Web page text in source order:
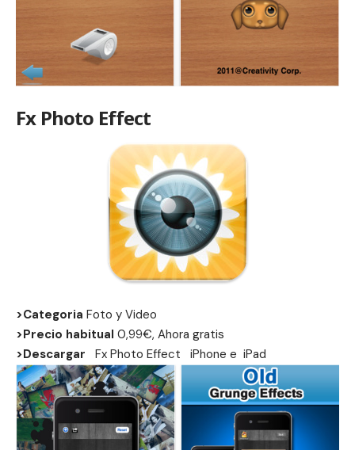
Fx Photo Effect
>Categoria Foto y Video
>Precio habitual 0,99€, Ahora gratis
>Descargar
Fx Photo Effect iPhone e iPad